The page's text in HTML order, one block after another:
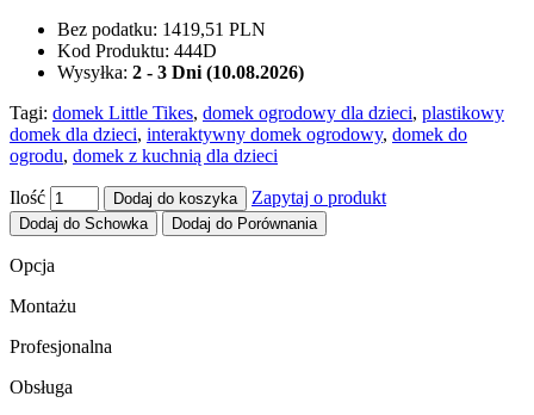
Bez podatku: 1419,51 PLN
Kod Produktu: 444D
Wysyłka: 2 - 3 Dni (10.08.2026)
Tagi: domek Little Tikes, domek ogrodowy dla dzieci, plastikowy
domek dla dzieci, interaktywny domek ogrodowy, domek do
ogrodu, domek z kuchnią dla dzieci
Ilość Dodaj do koszyka Zapytaj o produkt
Dodaj do Schowka Dodaj do Porównania
Opcja
Montażu
Profesjonalna
Obsługa